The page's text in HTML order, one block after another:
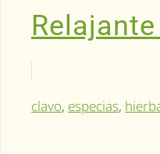
clavo, especias,